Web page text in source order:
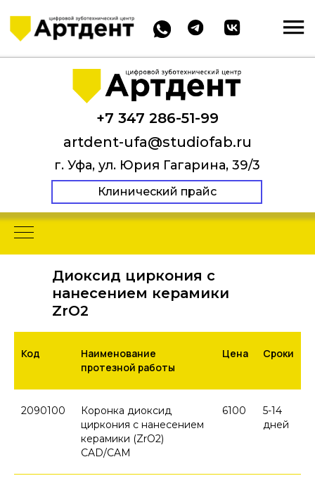
+7 347 286-51-99
artdent-ufa@studiofab.ru
г. Уфа, ул. Юрия Гагарина, 39/3
Клинический прайс
Диоксид циркония с
нанесением керамики
ZrO2
Код
Наименование
протезной работы
Цена Сроки
2090100
Коронка диоксид
циркония c нанесением
керамики (ZrO2)
CAD/CAM
6100
5-14
дней